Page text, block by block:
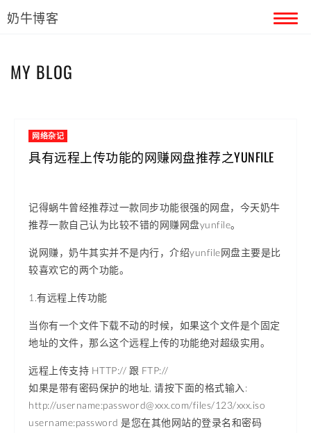
奶牛博客
MY BLOG
网络杂记
具有远程上传功能的网赚网盘推荐之YUNFILE
记得蜗牛曾经推荐过一款同步功能很强的网盘，今天奶牛
推荐一款自己认为比较不错的网赚网盘yunfile。
说网赚，奶牛其实并不是内行，介绍yunfile网盘主要是比
较喜欢它的两个功能。
1.有远程上传功能
当你有一个文件下载不动的时候，如果这个文件是个固定
地址的文件，那么这个远程上传的功能绝对超级实用。
远程上传支持 HTTP:// 跟 FTP://
如果是带有密码保护的地址, 请按下面的格式输入:
http://username:password@xxx.com/files/123/xxx.iso
username:password 是您在其他网站的登录名和密码